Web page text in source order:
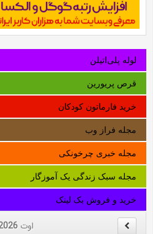
لوله‌ پلی‌اتیلن
قرص پریورین
خرید فارماتون کودکان
مجله فراز وب
مجله خبری چرخونکی
مجله سبک زندگی یک آموزگار
خرید و فروش بک لینک
اوت 2026